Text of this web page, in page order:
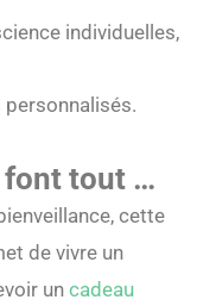
individuelles,
font tout …
cette
de vivre un
uncadeau